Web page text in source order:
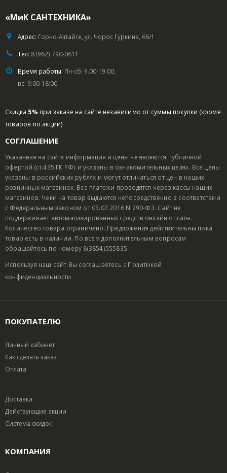
«МиК САНТЕХНИКА»
Адрес: Горно-Алтайск, ул. Чорос Гуркина, 66/1
Тел: 8 (962) 790-0611
Время работы: Пн-сб: 9.00-19.00;
вс: 9:00-18:00
Скидка 5% при заказе на сайте независимо от суммы покупки (кроме
товаров по акции)
СОГЛАШЕНИЕ
Указанная на сайте информация и цены не являются публичной
офертой (ст.435 ГК РФ) и указаны в ознакомительных целях. Все цены
указаны в российских рублях и могут отличаться от цен в наших
розничных магазинах. Все платежи проводятся через кассы наших
магазинов. Чеки на товар выдаются непосредственно в соответствии
с Федеральным законом от 03.07.2016 N 290-ФЗ. Сайт не
поддерживает автоматизированных средств онлайн оплаты.
Количество товара ограничено. Предложения действительны пока
товар есть в наличии. По всем дополнительным вопросам
обращайтесь по номеру 8(3854)555835.
Используя наш сайт Вы соглашаетесь с Политикой
конфиденциальности
ПОКУПАТЕЛЮ
Личный кабинет
Как сделать заказ
Оплата
Доставка
Действующие акции
Система скидок
КОМПАНИЯ